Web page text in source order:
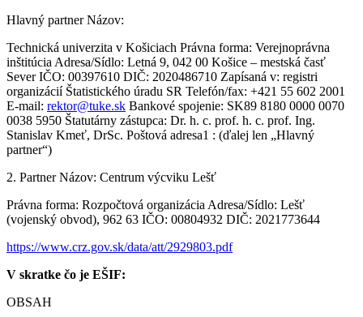
Hlavný partner Názov:
Technická univerzita v Košiciach Právna forma: Verejnoprávna
inštitúcia Adresa/Sídlo: Letná 9, 042 00 Košice – mestská časť
Sever IČO: 00397610 DIČ: 2020486710 Zapísaná v: registri
organizácií Štatistického úradu SR Telefón/fax: +421 55 602 2001
E-mail: rektor@tuke.sk Bankové spojenie: SK89 8180 0000 0070
0038 5950 Štatutárny zástupca: Dr. h. c. prof. h. c. prof. Ing.
Stanislav Kmeť, DrSc. Poštová adresa1 : (ďalej len „Hlavný
partner“)
2. Partner Názov: Centrum výcviku Lešť
Právna forma: Rozpočtová organizácia Adresa/Sídlo: Lešť
(vojenský obvod), 962 63 IČO: 00804932 DIČ: 2021773644
https://www.crz.gov.sk/data/att/2929803.pdf
V skratke čo je EŠIF:
OBSAH